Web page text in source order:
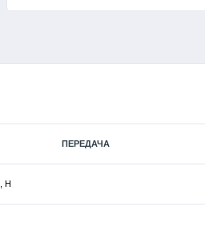
ПЕРЕДАЧА
, Н